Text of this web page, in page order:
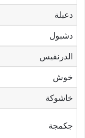
دعبلة
دشبول
الدرنفيس
خوش
خاشوكة
جكمجة